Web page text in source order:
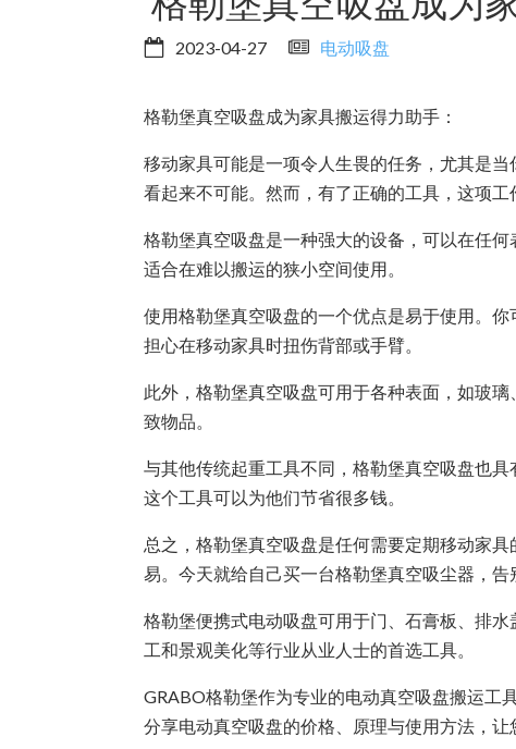
2023-04-27 电动吸盘
格勒堡真空吸盘成为家具搬运得力助手：
移动家具可能是一项令人生畏的任务，尤其是
看起来不可能。然而，有了正确的工具，这项
格勒堡真空吸盘是一种强大的设备，可以在任
适合在难以搬运的狭小空间使用。
使用格勒堡真空吸盘的一个优点是易于使用。
担心在移动家具时扭伤背部或手臂。
此外，格勒堡真空吸盘可用于各种表面，如玻
致物品。
与其他传统起重工具不同，格勒堡真空吸盘也
这个工具可以为他们节省很多钱。
总之，格勒堡真空吸盘是任何需要定期移动家
易。今天就给自己买一台格勒堡真空吸尘器，告
格勒堡便携式电动吸盘可用于门、石膏板、排
工和景观美化等行业从业人士的首选工具。
GRABO格勒堡作为专业的电动真空吸盘搬运工
分享电动真空吸盘的价格、原理与使用方法，